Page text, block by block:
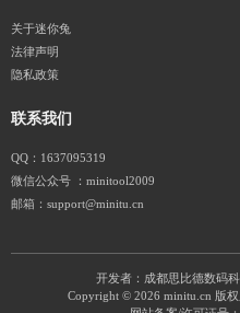
关于迷你兔
法律声明
隐私政策
联系我们
QQ：1637095319
微信公众号 ：minitool2009
邮箱：support@minitu.cn
开发者：成都思比德数码科
Copyright © 2026 minitu.cn 版